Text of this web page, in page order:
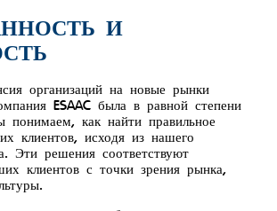
И
организаций на новые рынки
ESAAC была в равной степени
понимаем, как найти правильное
клиентов, исходя из нашего
Эти решения соответствуют
клиентов с точки зрения рынка,